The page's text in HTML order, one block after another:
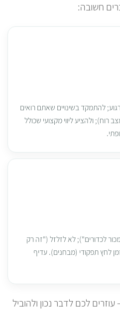
חשובה:
להתמקד בשינויים שאתם רואים
רוח); ולהציע ליווי מקצועי שכולל
לכדורים"); לא לזלזל ("זה רק
לחץ תפקודי (מבחנים). עדיף
לכם לדבר נכון ולהוביל